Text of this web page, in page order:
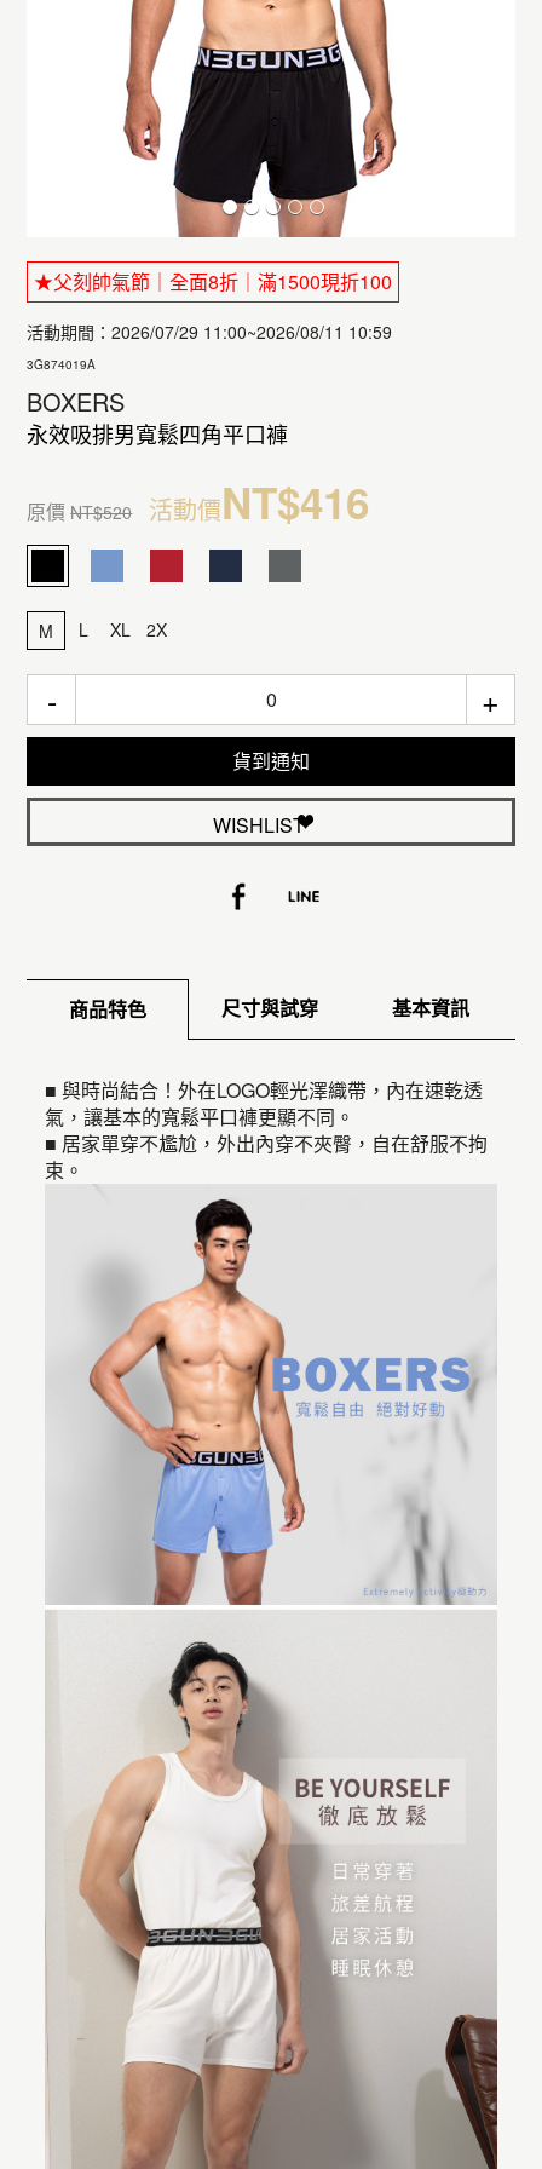
★父刻帥氣節｜全面8折｜滿1500現折100
活動期間：2026/07/29 11:00~2026/08/11 10:59
3G874019A
BOXERS
永效吸排男寬鬆四角平口褲
原價NT$520 活動價NT$416
M L XL 2X
- +
貨到通知
WISHLIST
商品特色 尺寸與試穿 基本資訊
■ 與時尚結合！外在LOGO輕光澤織帶，內在速乾透
氣，讓基本的寬鬆平口褲更顯不同。
■ 居家單穿不尷尬，外出內穿不夾臀，自在舒服不拘
束。